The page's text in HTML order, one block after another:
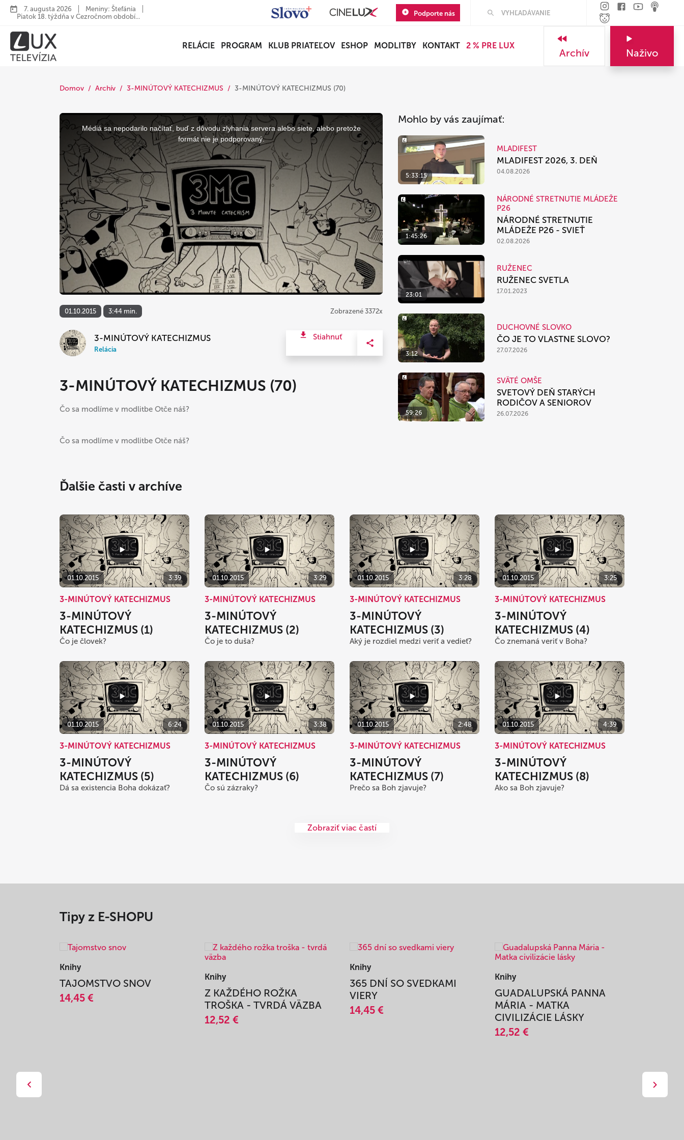
7. augusta 2026
Meniny: Štefánia
Piatok 18. týždňa v Cezročnom období...
Podporte nás
RELÁCIE PROGRAM KLUB PRIATEĽOV ESHOP MODLITBY KONTAKT 2 % PRE LUX
Archív Naživo
Domov Archív 3-MINÚTOVÝ KATECHIZMUS 3-MINÚTOVÝ KATECHIZMUS (70)
This
modal
window.
Médiá sa nepodarilo načítať, buď z dôvodu zlyhania servera alebo siete, alebo pretože
formát nie je podporovaný.
01.10.2015 3:44 min. Zobrazené 3372x
3-MINÚTOVÝ KATECHIZMUS
Relácia
Stiahnuť
3-MINÚTOVÝ KATECHIZMUS (70)
Čo sa modlíme v modlitbe Otče náš?
Čo sa modlíme v modlitbe Otče náš?
Mohlo by vás zaujímať:
5:33:15
MLADIFEST
MLADIFEST 2026, 3. DEŇ
04.08.2026
1:45:26
NÁRODNÉ STRETNUTIE MLÁDEŽE
P26
NÁRODNÉ STRETNUTIE
MLÁDEŽE P26 - SVIEŤ
02.08.2026
23:01
RUŽENEC
RUŽENEC SVETLA
17.01.2023
3:12
DUCHOVNÉ SLOVKO
ČO JE TO VLASTNE SLOVO?
27.07.2026
59:26
SVÄTÉ OMŠE
SVETOVÝ DEŇ STARÝCH
RODIČOV A SENIOROV
26.07.2026
Ďalšie časti v archíve
01.10.2015 3:39
3-MINÚTOVÝ KATECHIZMUS
3-MINÚTOVÝ
KATECHIZMUS (1)
Čo je človek?
01.10.2015 3:29
3-MINÚTOVÝ KATECHIZMUS
3-MINÚTOVÝ
KATECHIZMUS (2)
Čo je to duša?
01.10.2015 3:28
3-MINÚTOVÝ KATECHIZMUS
3-MINÚTOVÝ
KATECHIZMUS (3)
Aký je rozdiel medzi veriť a vedieť?
01.10.2015 3:25
3-MINÚTOVÝ KATECHIZMUS
3-MINÚTOVÝ
KATECHIZMUS (4)
Čo znemaná veriť v Boha?
01.10.2015 6:24
3-MINÚTOVÝ KATECHIZMUS
3-MINÚTOVÝ
KATECHIZMUS (5)
Dá sa existencia Boha dokázať?
01.10.2015 3:38
3-MINÚTOVÝ KATECHIZMUS
3-MINÚTOVÝ
KATECHIZMUS (6)
Čo sú zázraky?
01.10.2015 2:48
3-MINÚTOVÝ KATECHIZMUS
3-MINÚTOVÝ
KATECHIZMUS (7)
Prečo sa Boh zjavuje?
01.10.2015 4:39
3-MINÚTOVÝ KATECHIZMUS
3-MINÚTOVÝ
KATECHIZMUS (8)
Ako sa Boh zjavuje?
Zobraziť viac častí
Tipy z E-SHOPU
Knihy
TAJOMSTVO SNOV
14,45 €
Knihy
Z KAŽDÉHO ROŽKA
TROŠKA - TVRDÁ VÄZBA
12,52 €
Knihy
365 DNÍ SO SVEDKAMI
VIERY
14,45 €
Knihy
GUADALUPSKÁ PANNA
MÁRIA - MATKA
CIVILIZÁCIE LÁSKY
12,52 €